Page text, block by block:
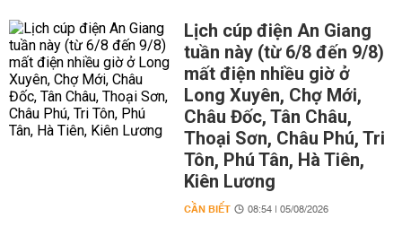
Lịch cúp điện An Giang
tuần này (từ 6/8 đến 9/8)
mất điện nhiều giờ ở
Long Xuyên, Chợ Mới,
Châu Đốc, Tân Châu,
Thoại Sơn, Châu Phú, Tri
Tôn, Phú Tân, Hà Tiên,
Kiên Lương
CẦN BIẾT 08:54 | 05/08/2026